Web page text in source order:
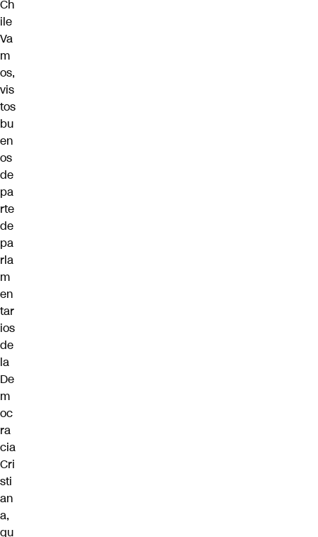
Ch
ile
Va
m
os,
vis
tos
bu
en
os
de
pa
rte
de
pa
rla
m
en
tar
ios
de
la
De
m
oc
ra
cia
Cri
sti
an
a,
qu